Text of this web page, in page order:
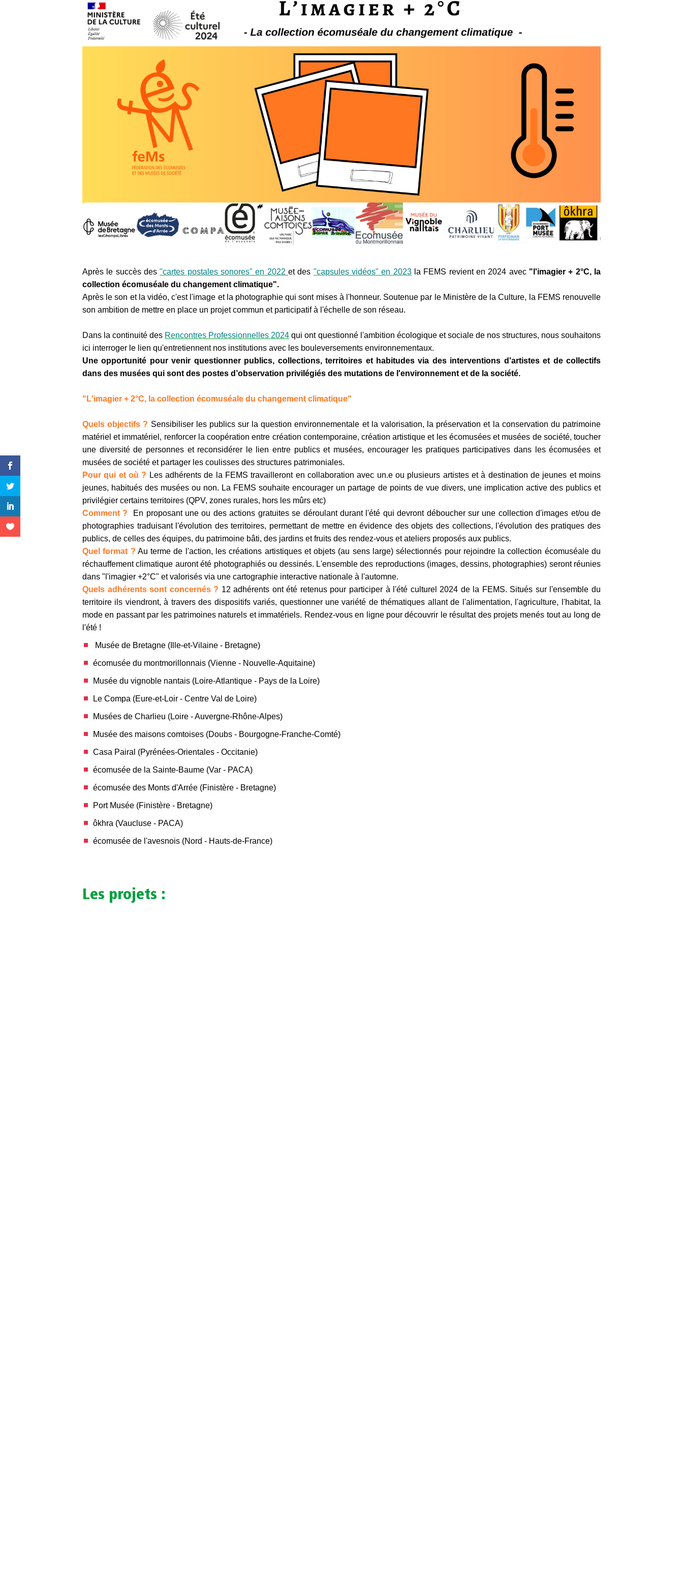
Après le succès des"cartes postales sonores" en 2022et des "capsules vidéos" en 2023la FEMS revient en 2024 avec "l'imagier + 2°C, la
collection écomuséale du changement climatique".
Après le son et la vidéo, c'est l'image et la photographie qui sont mises à l'honneur. Soutenue par le Ministère de la Culture, la FEMS renouvelle
son ambition de mettre en place un projet commun et participatif à l'échelle de son réseau.
Dans la continuité des Rencontres Professionnelles 2024 qui ont questionné l'ambition écologique et sociale de nos structures, nous souhaitons
ici interroger le lien qu'entretiennent nos institutions avec les bouleversements environnementaux.
Une opportunité pour venir questionner publics, collections, territoires et habitudes via des interventions d'artistes et de collectifs
dans des musées qui sont des postes d’observation privilégiés des mutations de l'environnement et de la société.
"L'imagier + 2°C, la collection écomuséale du changement climatique"
Quels objectifs ? Sensibiliser les publics sur la question environnementale et la valorisation, la préservation et la conservation du patrimoine
matériel et immatériel, renforcer la coopération entre création contemporaine, création artistique et les écomusées et musées de société, toucher
une diversité de personnes et reconsidérer le lien entre publics et musées, encourager les pratiques participatives dans les écomusées et
musées de société et partager les coulisses des structures patrimoniales.
Pour qui et où ? Les adhérents de la FEMS travailleront en collaboration avec un.e ou plusieurs artistes et à destination de jeunes et moins
jeunes, habitués des musées ou non. La FEMS souhaite encourager un partage de points de vue divers, une implication active des publics et
privilégier certains territoires (QPV, zones rurales, hors les mûrs etc)
Comment ?
En proposant une ou des actions gratuites se déroulant durant l'été qui devront déboucher sur une collection d'images et/ou de
photographies traduisant l'évolution des territoires, permettant de mettre en évidence des objets des collections, l'évolution des pratiques des
publics, de celles des équipes, du patrimoine bâti, des jardins et fruits des rendez-vous et ateliers proposés aux publics.
Quel format ? Au terme de l'action, les créations artistiques et objets (au sens large) sélectionnés pour rejoindre la collection écomuséale du
réchauffement climatique auront été photographiés ou dessinés. L'ensemble des reproductions (images, dessins, photographies) seront réunies
dans "l'imagier +2°C" et valorisés via une cartographie interactive nationale à l'automne.
Quels adhérents sont concernés ? 12 adhérents ont été retenus pour participer à l'été culturel 2024 de la FEMS. Situés sur l'ensemble du
territoire ils viendront, à travers des dispositifs variés, questionner une variété de thématiques allant de l'alimentation, l'agriculture, l'habitat, la
mode en passant par les patrimoines naturels et immatériels. Rendez-vous en ligne pour découvrir le résultat des projets menés tout au long de
l'été !
Musée de Bretagne (Ille-et-Vilaine - Bretagne)
écomusée du montmorillonnais (Vienne - Nouvelle-Aquitaine)
Musée du vignoble nantais (Loire-Atlantique - Pays de la Loire)
Le Compa (Eure-et-Loir - Centre Val de Loire)
Musées de Charlieu (Loire - Auvergne-Rhône-Alpes)
Musée des maisons comtoises (Doubs - Bourgogne-Franche-Comté)
Casa Pairal (Pyrénées-Orientales - Occitanie)
écomusée de la Sainte-Baume (Var - PACA)
écomusée des Monts d'Arrée (Finistère - Bretagne)
Port Musée (Finistère - Bretagne)
ôkhra (Vaucluse - PACA)
écomusée de l'avesnois (Nord - Hauts-de-France)
Les projets :